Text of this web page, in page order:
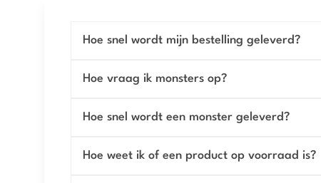
Hoe snel wordt mijn bestelling geleverd?
Hoe vraag ik monsters op?
Hoe snel wordt een monster geleverd?
Hoe weet ik of een product op voorraad is?